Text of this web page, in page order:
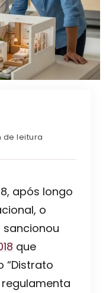
de leitura
após longo
o
sancionou
que
“Distrato